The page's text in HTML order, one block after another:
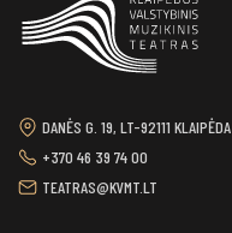
DANĖS G. 19, LT-92111 KLAIPĖDA
+370 46 39 74 00
TEATRAS@KVMT.LT